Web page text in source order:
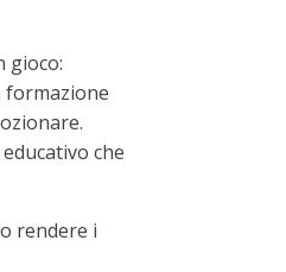
gioco:
formazione
che
rendere i